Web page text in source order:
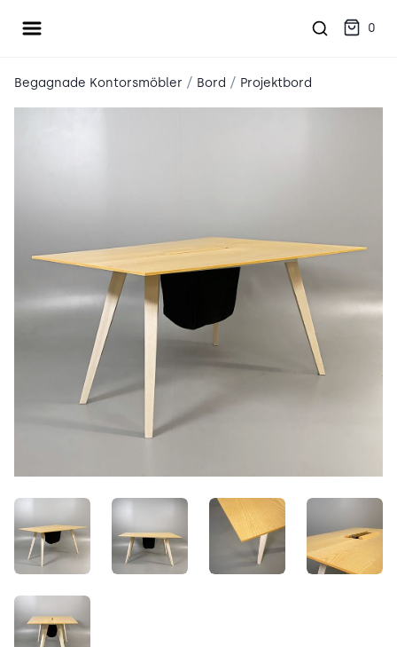
Öppna meny 0
Begagnade Kontorsmöbler / Bord / Projektbord
FH4hz3dzjs7x.jpegXAbDs4XJHals.jpeg990l09v1n65l.jpeg
HE8WCB_wLz-m.jpeg